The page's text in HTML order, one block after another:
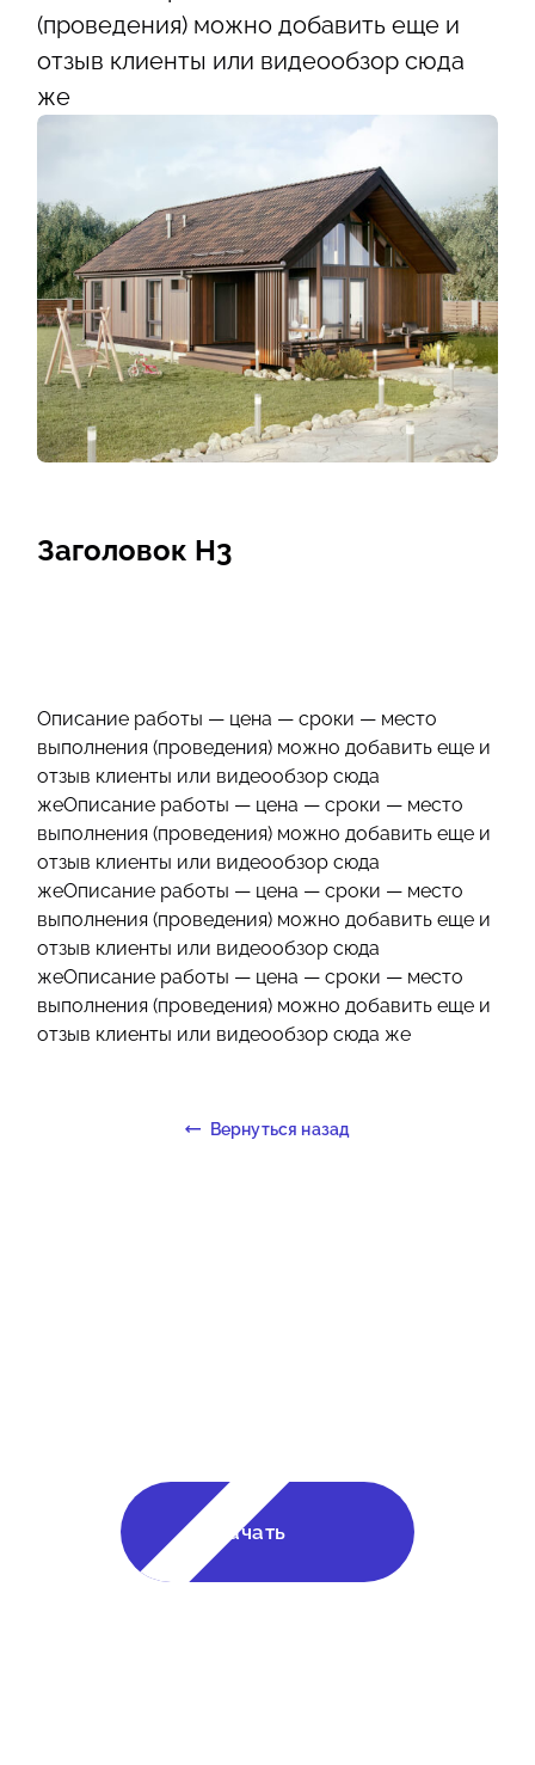
(проведения) можно добавить еще и
отзыв клиенты или видеообзор сюда
же
Заголовок Н3
Описание работы — цена — сроки — место
выполнения (проведения) можно добавить еще и
отзыв клиенты или видеообзор сюда
жеОписание работы — цена — сроки — место
выполнения (проведения) можно добавить еще и
отзыв клиенты или видеообзор сюда
жеОписание работы — цена — сроки — место
выполнения (проведения) можно добавить еще и
отзыв клиенты или видеообзор сюда
жеОписание работы — цена — сроки — место
выполнения (проведения) можно добавить еще и
отзыв клиенты или видеообзор сюда же
Вернуться назад
Начать